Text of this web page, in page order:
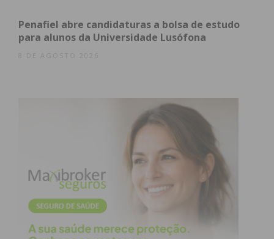
Penafiel abre candidaturas a bolsa de estudo
para alunos da Universidade Lusófona
8 DE AGOSTO 2026